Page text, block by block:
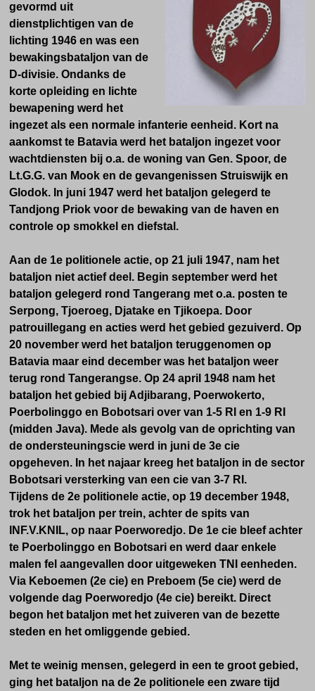
gevormd uit
dienstplichtigen van de
lichting 1946 en was een
bewakingsbataljon van de
D-divisie. Ondanks de
korte opleiding en lichte
bewapening werd het
ingezet als een normale infanterie eenheid. Kort na
aankomst te Batavia werd het bataljon ingezet voor
wachtdiensten bij o.a. de woning van Gen. Spoor, de
Lt.G.G. van Mook en de gevangenissen Struiswijk en
Glodok. In juni 1947 werd het bataljon gelegerd te
Tandjong Priok voor de bewaking van de haven en
controle op smokkel en diefstal.
Aan de 1e politionele actie, op 21 juli 1947, nam het
bataljon niet actief deel. Begin september werd het
bataljon gelegerd rond Tangerang met o.a. posten te
Serpong, Tjoeroeg, Djatake en Tjikoepa. Door
patrouillegang en acties werd het gebied gezuiverd. Op
20 november werd het bataljon teruggenomen op
Batavia maar eind december was het bataljon weer
terug rond Tangerangse. Op 24 april 1948 nam het
bataljon het gebied bij Adjibarang, Poerwokerto,
Poerbolinggo en Bobotsari over van 1-5 RI en 1-9 RI
(midden Java). Mede als gevolg van de oprichting van
de ondersteuningscie werd in juni de 3e cie
opgeheven. In het najaar kreeg het bataljon in de sector
Bobotsari versterking van een cie van 3-7 RI.
Tijdens de 2e politionele actie, op 19 december 1948,
trok het bataljon per trein, achter de spits van
INF.V.KNIL, op naar Poerworedjo. De 1e cie bleef achter
te Poerbolinggo en Bobotsari en werd daar enkele
malen fel aangevallen door uitgeweken TNI eenheden.
Via Keboemen (2e cie) en Preboem (5e cie) werd de
volgende dag Poerworedjo (4e cie) bereikt. Direct
begon het bataljon met het zuiveren van de bezette
steden en het omliggende gebied.
Met te weinig mensen, gelegerd in een te groot gebied,
ging het bataljon na de 2e politionele een zware tijd